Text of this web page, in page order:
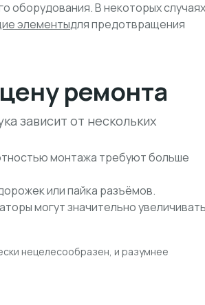
оборудования. В некоторых случаях
элементыдля предотвращения
ремонта
зависит от нескольких
монтажа требуют больше
или пайка разъёмов.
могут значительно увеличивать
нецелесообразен, и разумнее